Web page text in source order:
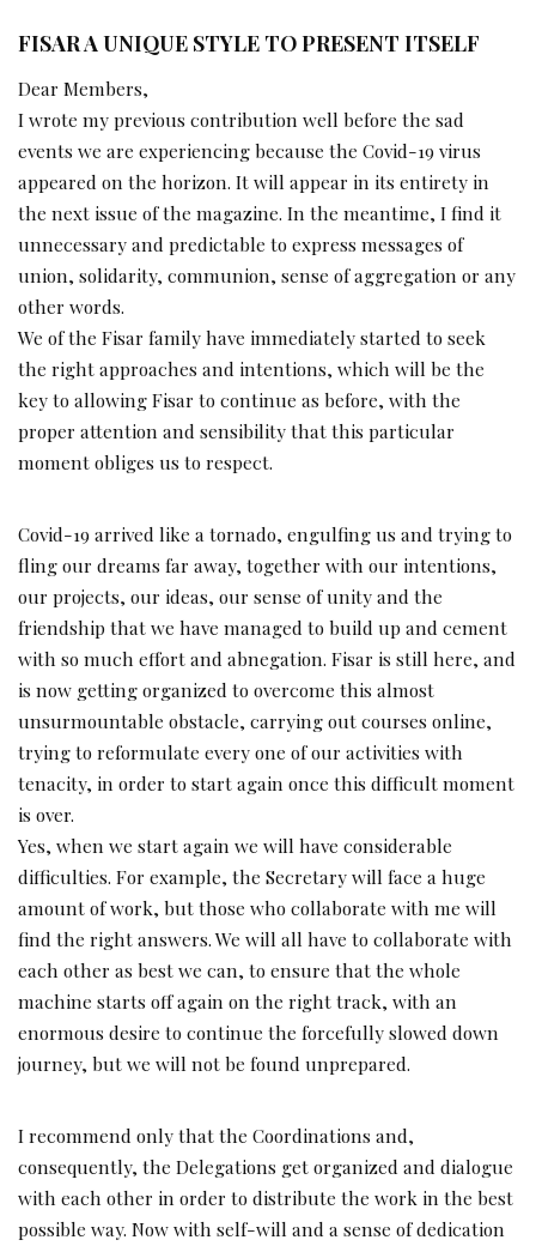
FISAR A UNIQUE STYLE TO PRESENT ITSELF
Dear Members,
I wrote my previous contribution well before the sad
events we are experiencing because the Covid-19 virus
appeared on the horizon. It will appear in its entirety in
the next issue of the magazine. In the meantime, I find it
unnecessary and predictable to express messages of
union, solidarity, communion, sense of aggregation or any
other words.
We of the Fisar family have immediately started to seek
the right approaches and intentions, which will be the
key to allowing Fisar to continue as before, with the
proper attention and sensibility that this particular
moment obliges us to respect.
Covid-19 arrived like a tornado, engulfing us and trying to
fling our dreams far away, together with our intentions,
our projects, our ideas, our sense of unity and the
friendship that we have managed to build up and cement
with so much effort and abnegation. Fisar is still here, and
is now getting organized to overcome this almost
unsurmountable obstacle, carrying out courses online,
trying to reformulate every one of our activities with
tenacity, in order to start again once this difficult moment
is over.
Yes, when we start again we will have considerable
difficulties. For example, the Secretary will face a huge
amount of work, but those who collaborate with me will
find the right answers. We will all have to collaborate with
each other as best we can, to ensure that the whole
machine starts off again on the right track, with an
enormous desire to continue the forcefully slowed down
journey, but we will not be found unprepared.
I recommend only that the Coordinations and,
consequently, the Delegations get organized and dialogue
with each other in order to distribute the work in the best
possible way. Now with self-will and a sense of dedication